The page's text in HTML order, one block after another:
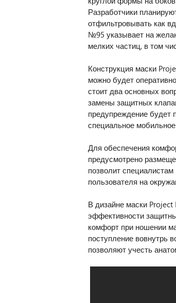
Разработчики
отфильтровывать как
№95 указывает на
мелких частиц, в том
Конструкция маски
можно будет
стоит два основных
замены защитных
предупреждение будет
специальное
Для обеспечения
предусмотрено
позволит
пользователя на
В дизайне маски
эффективности
комфорт при ношении
поступление вовнутрь
позволяют учесть